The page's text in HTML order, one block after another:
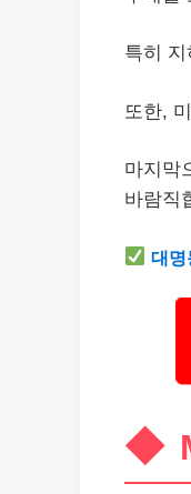
특히
또한,
마지막
바람직
대명